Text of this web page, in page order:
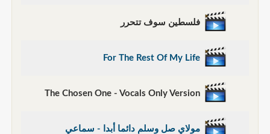
فلسطين سوف تتحرر
مولاي صل وسلم دائما أبدا - سماعي